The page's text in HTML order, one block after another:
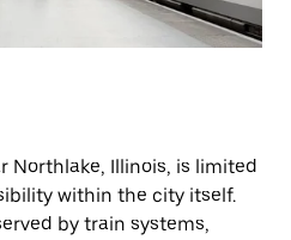
Northlake, Illinois, is limited
within the city itself.
by train systems,